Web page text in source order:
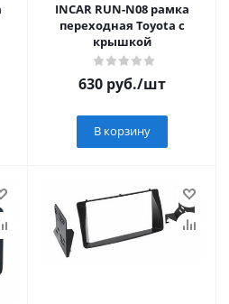
INCAR RUN-N08 рамка
переходная Toyota с
крышкой
630 руб./шт
В корзину